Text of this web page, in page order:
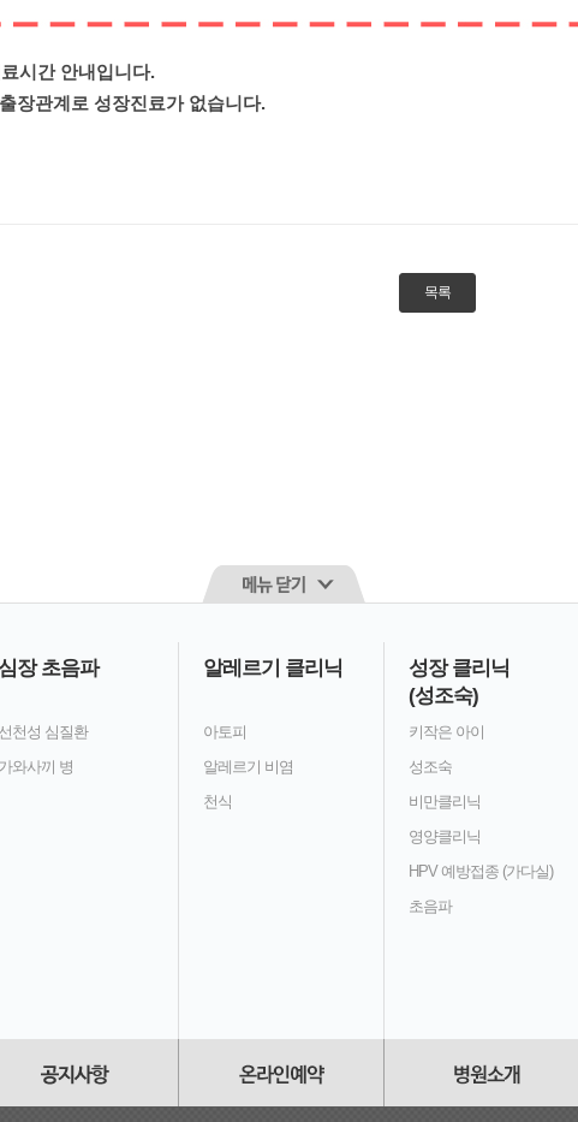
시간 안내입니다.
장관계로 성장진료가 없습니다.
목록
심장 초음파
선천성 심질환
가와사끼 병
알레르기 클리닉
아토피
알레르기 비염
천식
성장 클리닉
(성조숙)
키작은 아이
성조숙
비만클리닉
영양클리닉
HPV 예방접종 (가다실)
초음파